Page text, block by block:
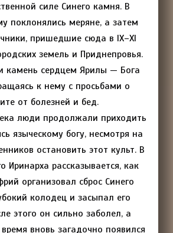
силе Синего камня. В
поклонялись меряне, а затем
пришедшие сюда в IX–XI
земель и Приднепровья.
камень сердцем Ярилы — Бога
к нему с просьбами о
от болезней и бед.
люди продолжали приходить
языческому богу, несмотря на
остановить этот культ. В
Иринарха рассказывается, как
организовал сброс Синего
колодец и засыпал его
этого он сильно заболел, а
вновь загадочно появился